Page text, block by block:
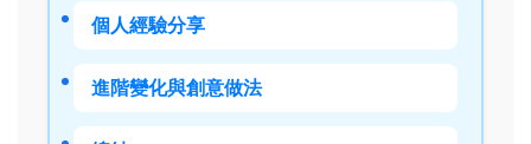
個人經驗分享
進階變化與創意做法